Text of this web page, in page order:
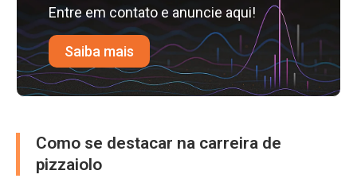
Entre em contato e anuncie aqui!
Saiba mais
Como se destacar na carreira de
pizzaiolo